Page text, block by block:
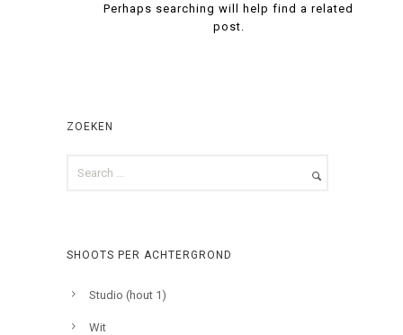
Perhaps searching will help find a related
post.
ZOEKEN
SHOOTS PER ACHTERGROND
Studio (hout 1)
Wit